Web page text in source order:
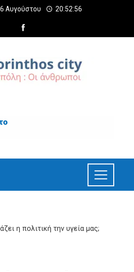
Αυγούστου 20:52:57
η πολιτική την υγεία μας;